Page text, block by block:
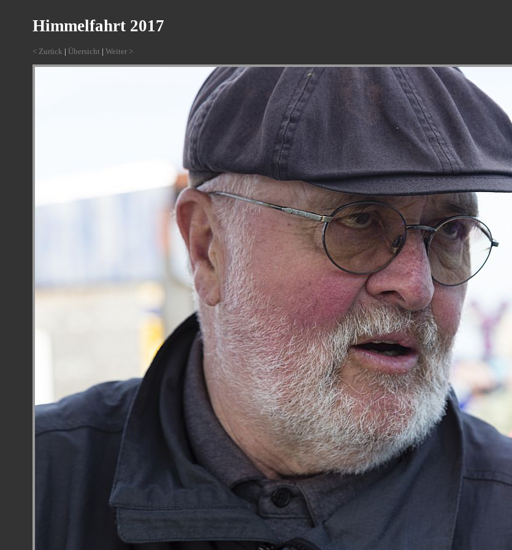
Himmelfahrt 2017
< Zurück | Übersicht |Weiter >